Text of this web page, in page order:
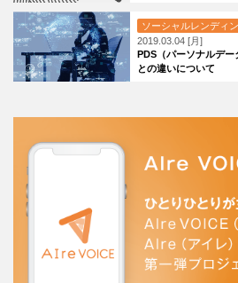
ソーシャルレンディ
2019.03.04 [月]
PDS（パーソナルデ
との違いについて